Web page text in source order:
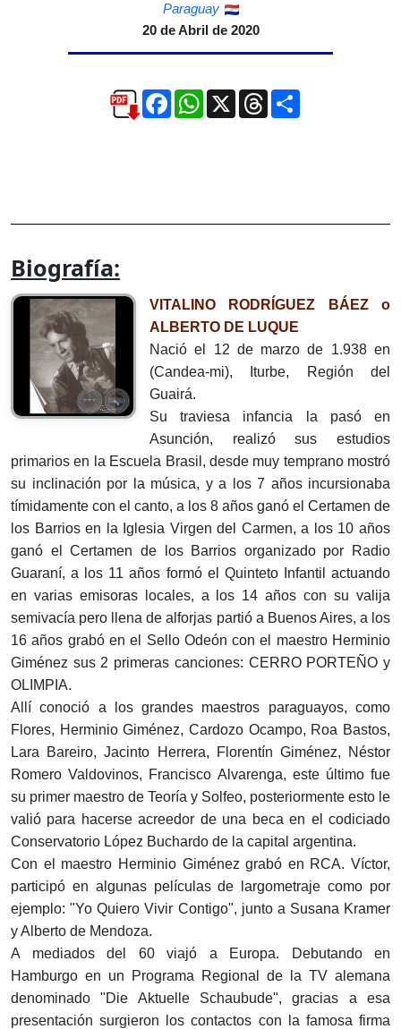
Paraguay
20 de Abril de 2020
FacebookWhatsApp
X ThreadsCompartir
Biografía:
VITALINO RODRÍGUEZ BÁEZ o
ALBERTO DE LUQUE
Nació el 12 de marzo de 1.938 en
(Candea-mi), Iturbe, Región del
Guairá.
Su traviesa infancia la pasó en
Asunción, realizó sus estudios
primarios en la Escuela Brasil, desde muy temprano mostró
su inclinación por la música, y a los 7 años incursionaba
tímidamente con el canto, a los 8 años ganó el Certamen de
los Barrios en la Iglesia Virgen del Carmen, a los 10 años
ganó el Certamen de los Barrios organizado por Radio
Guaraní, a los 11 años formó el Quinteto Infantil actuando
en varias emisoras locales, a los 14 años con su valija
semivacía pero llena de alforjas partió a Buenos Aires, a los
16 años grabó en el Sello Odeón con el maestro Herminio
Giménez sus 2 primeras canciones: CERRO PORTEÑO y
OLIMPIA.
Allí conoció a los grandes maestros paraguayos, como
Flores, Herminio Giménez, Cardozo Ocampo, Roa Bastos,
Lara Bareiro, Jacinto Herrera, Florentín Giménez, Néstor
Romero Valdovinos, Francisco Alvarenga, este último fue
su primer maestro de Teoría y Solfeo, posteriormente esto le
valió para hacerse acreedor de una beca en el codiciado
Conservatorio López Buchardo de la capital argentina.
Con el maestro Herminio Giménez grabó en RCA. Víctor,
participó en algunas películas de largometraje como por
ejemplo: "Yo Quiero Vivir Contigo", junto a Susana Kramer
y Alberto de Mendoza.
A mediados del 60 viajó a Europa. Debutando en
Hamburgo en un Programa Regional de la TV alemana
denominado "Die Aktuelle Schaubude", gracias a esa
presentación surgieron los contactos con la famosa firma